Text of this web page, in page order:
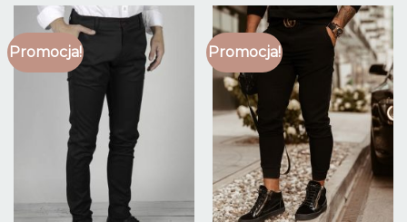
Promocja! Promocja!